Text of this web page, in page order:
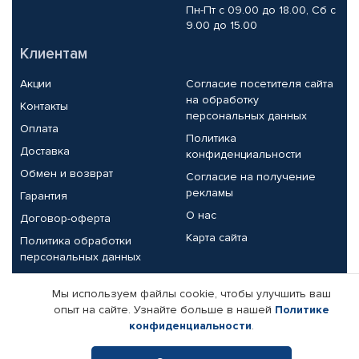
Пн-Пт с 09.00 до 18.00, Сб с
9.00 до 15.00
Клиентам
Акции
Контакты
Оплата
Доставка
Обмен и возврат
Гарантия
Договор-оферта
Политика обработки
персональных данных
Согласие посетителя сайта
на обработку
персональных данных
Политика
конфиденциальности
Согласие на получение
рекламы
О нас
Карта сайта
Партнерам
Корпоративным клиентам
Поставщикам
Реквизиты компании
Мы используем файлы cookie, чтобы улучшить ваш
опыт на сайте. Узнайте больше в нашей Политике
конфиденциальности.